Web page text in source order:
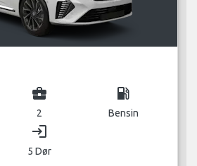
business_center
2
local_gas_station
Bensin
login
5 Dør